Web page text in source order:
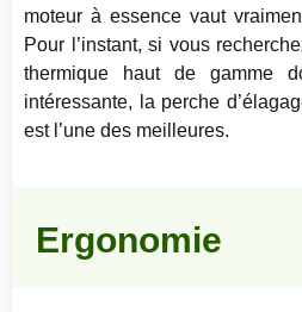
moteur à essence vaut
Pour l’instant, si vous
thermique haut de gamme
intéressante, la perche
est l’une des meilleures.
Ergonomie